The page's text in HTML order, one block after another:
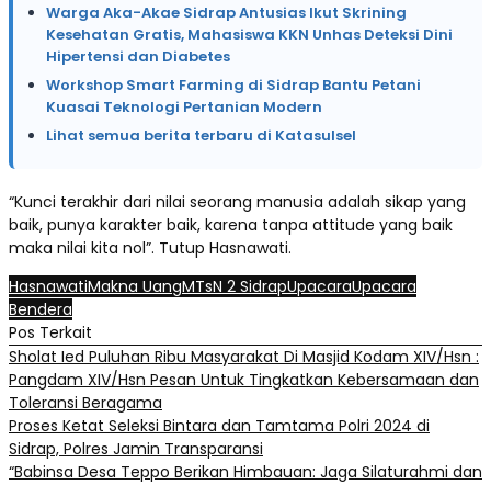
Warga Aka-Akae Sidrap Antusias Ikut Skrining
Kesehatan Gratis, Mahasiswa KKN Unhas Deteksi Dini
Hipertensi dan Diabetes
Workshop Smart Farming di Sidrap Bantu Petani
Kuasai Teknologi Pertanian Modern
Lihat semua berita terbaru di Katasulsel
“Kunci terakhir dari nilai seorang manusia adalah sikap yang
baik, punya karakter baik, karena tanpa attitude yang baik
maka nilai kita nol”. Tutup Hasnawati.
HasnawatiMakna UangMTsN 2 SidrapUpacaraUpacara
Bendera
Pos Terkait
Sholat Ied Puluhan Ribu Masyarakat Di Masjid Kodam XIV/Hsn :
Pangdam XIV/Hsn Pesan Untuk Tingkatkan Kebersamaan dan
Toleransi Beragama
Proses Ketat Seleksi Bintara dan Tamtama Polri 2024 di
Sidrap, Polres Jamin Transparansi
“Babinsa Desa Teppo Berikan Himbauan: Jaga Silaturahmi dan